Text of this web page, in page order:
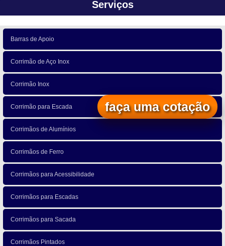
Serviços
Barras de Apoio
Corrimão de Aço Inox
Corrimão Inox
Corrimão para Escada
Corrimãos de Alumínios
Corrimãos de Ferro
Corrimãos para Acessibilidade
Corrimãos para Escadas
Corrimãos para Sacada
Corrimãos Pintados
faça uma cotação